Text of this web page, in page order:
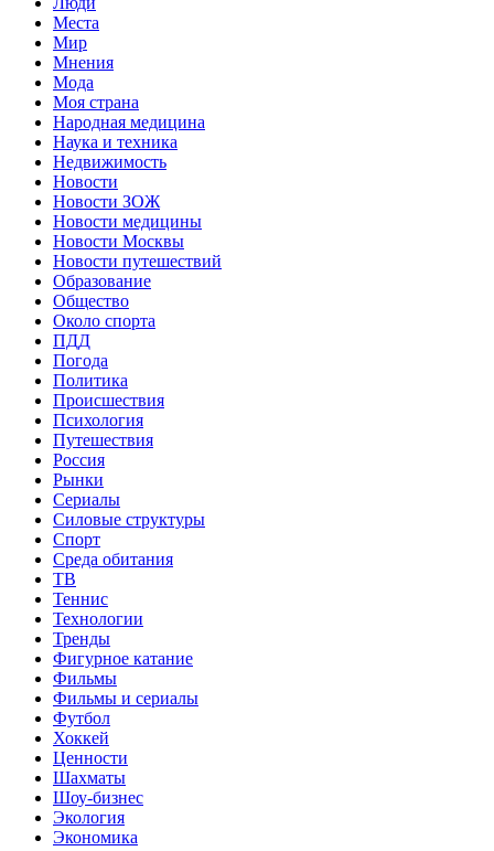
Места
Мир
Мнения
Мода
Моя страна
Народная медицина
Наука и техника
Недвижимость
Новости
Новости ЗОЖ
Новости медицины
Новости Москвы
Новости путешествий
Образование
Общество
Около спорта
ПДД
Погода
Политика
Происшествия
Психология
Путешествия
Россия
Рынки
Сериалы
Силовые структуры
Спорт
Среда обитания
ТВ
Теннис
Технологии
Тренды
Фигурное катание
Фильмы
Фильмы и сериалы
Футбол
Хоккей
Ценности
Шахматы
Шоу-бизнес
Экология
Экономика